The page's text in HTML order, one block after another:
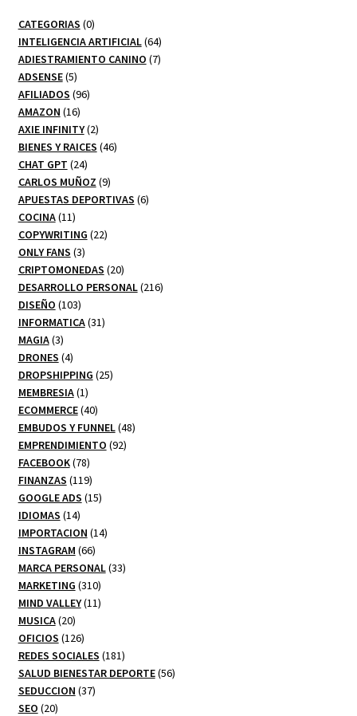
CATEGORIAS 00
productos
INTELIGENCIA ARTIFICIAL 6464
productos
ADIESTRAMIENTO CANINO 77
ADSENSE 55
productos
AFILIADOS 9696
AMAZON 1616
productos
AXIE INFINITY 22
productos
BIENES Y RAICES 4646
CHAT GPT 2424
productos
CARLOS MUÑOZ 99
productos
APUESTAS DEPORTIVAS 66
COCINA 1111
productos
COPYWRITING 2222
ONLY FANS 33
productos
CRIPTOMONEDAS 2020
productos
DESARROLLO PERSONAL 216216
DISEÑO 103103
productos
INFORMATICA 3131
MAGIA 33
productos
DRONES 44
productos
DROPSHIPPING 2525
MEMBRESIA 11
producto
ECOMMERCE 4040
productos
EMBUDOS Y FUNNEL 4848
EMPRENDIMIENTO 9292
FACEBOOK 7878
productos
FINANZAS 119119
productos
GOOGLE ADS 1515
IDIOMAS 1414
productos
IMPORTACION 1414
INSTAGRAM 6666
productos
MARCA PERSONAL 3333
MARKETING 310310
productos
MIND VALLEY 1111
MUSICA 2020
productos
OFICIOS 126126
productos
REDES SOCIALES 181181
productos
SALUD BIENESTAR DEPORTE 5656
SEDUCCION 3737
SEO 2020